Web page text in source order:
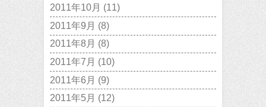
2011年10月 (11)
2011年9月 (8)
2011年8月 (8)
2011年7月 (10)
2011年6月 (9)
2011年5月 (12)